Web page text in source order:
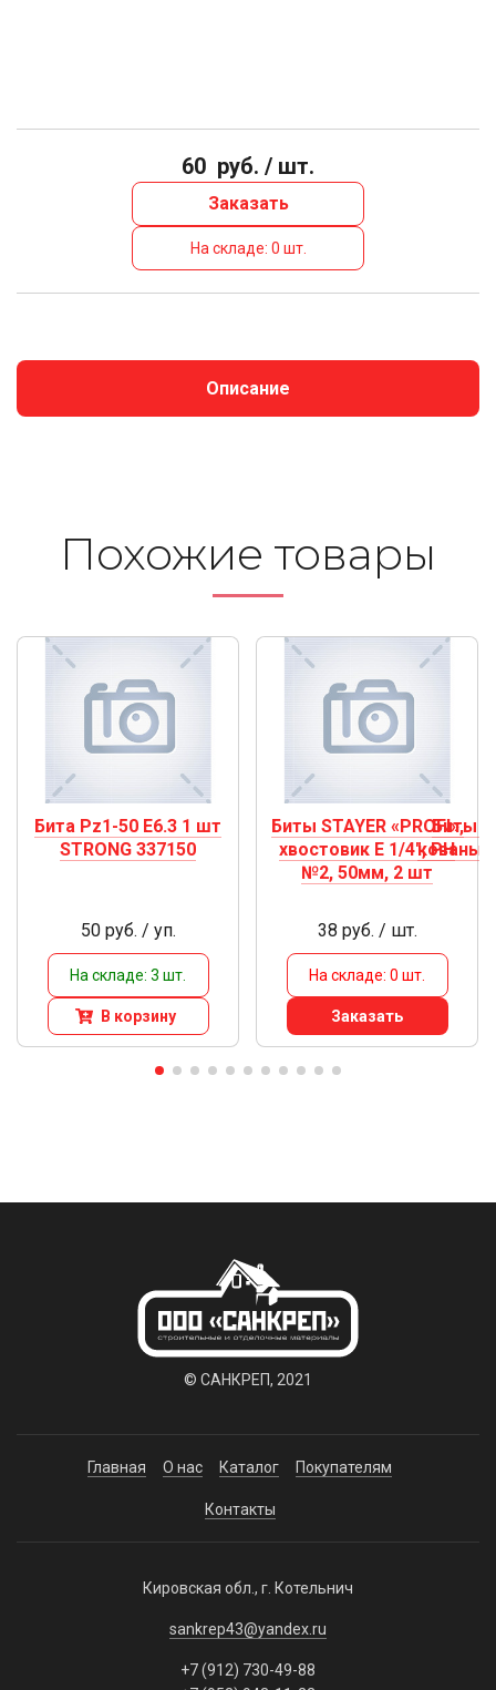
60 руб. / шт.
Заказать
На складе: 0 шт.
Описание
Похожие то­ва­ры
Бита Pz1-50 E6.3 1 шт
STRONG 337150
50 руб. / уп.
На складе: 3 шт.
В корзину
Биты STAYER «PROFI»,
хвостовик E 1/4", PH
№2, 50мм, 2 шт
38 руб. / шт.
На складе: 0 шт.
Заказать
Биты
© САНКРЕП, 2021
Главная О нас Каталог Покупателям
Контакты
Кировская обл., г. Котельнич
sankrep43@yandex.ru
+7 (912) 730-49-88